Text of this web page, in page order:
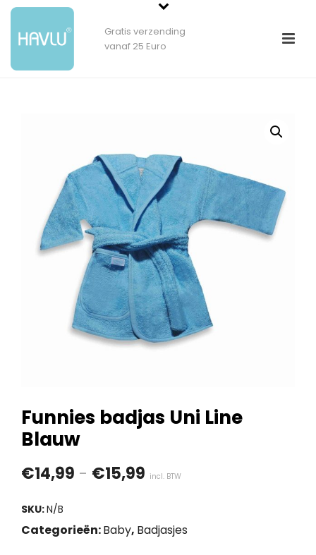
Gratis verzending
vanaf 25 Euro
Funnies badjas Uni Line
Blauw
€14,99 - €15,99 Prijsklasse:
€15,99
incl. BTW
SKU:N/B
Categorieën:Baby, Badjasjes